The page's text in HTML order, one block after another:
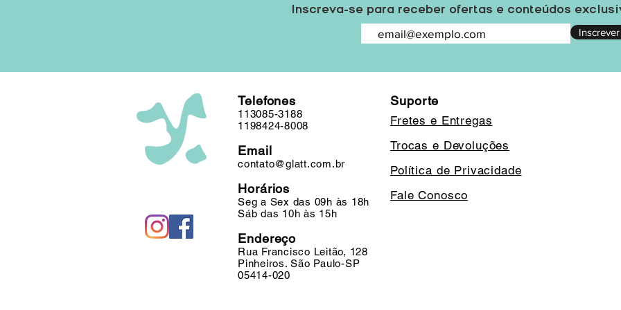
Inscreva-se para receber ofertas e conteúdos
Inscrever
Telefones
113085-3188
1198424-8008
Email
contato@glatt.com.br
Horários
Seg a Sex das 09h às 18h
Sáb das 10h às 15h
Endereço
Rua Francisco Leitão, 128
Pinheiros. São Paulo-SP
05414-020
Suporte
Fretes e Entregas
Trocas e Devoluções
Política de Privacidade
Fale Conosco